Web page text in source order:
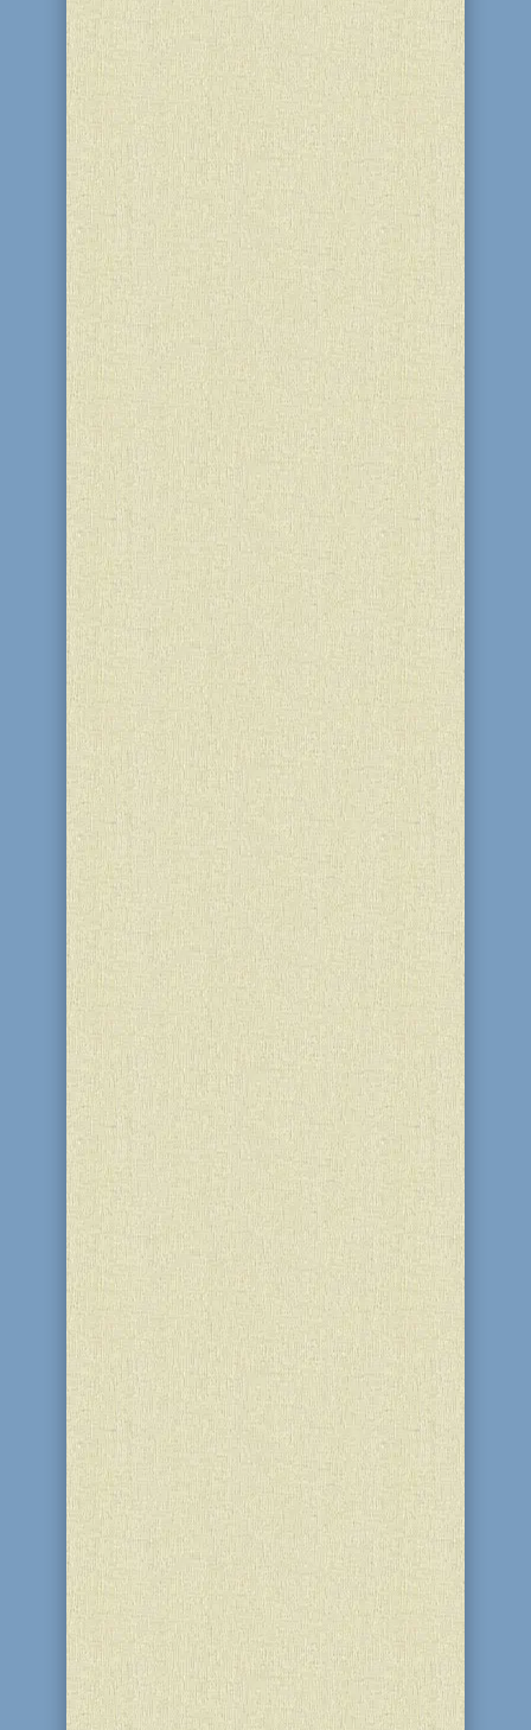
Перед тем, как встретиться с Эсавом,
Яаков послал к нему гонцов, чтобы
сообщить о своем возвращении из
Харана. Тора так говорит об этом в
начале главы "Вайишлах": "И
отправил Яаков перед собой ангелов к
Эсаву, брату своему". Слово "ангелы"
здесь можно трактовать как...
9 и 10 Кислева, в честь 243-й
годовщины со дня рождения и 189-й
годовщины дня ухода из жизни
Второго Ребе ХаБаДа, рабби Дов-Бера,
которого также называли Мителер
Ребе, «Средний Ребе», а также 188-й
годовщины его Освобождения из
царской тюрьмы, для учеников
школы...
2-4 декабря 2016 г. в йешиве «Томхей
Тмимим» (г. Пушкино, Московской
области) состоялся шаббатон «Йешива
Уикэнд», в котором, кроме студентов
йешивы, участвовали делегации
еврейских общин городов Украины и
РФ, всего 17 человек. В состав
украинской делегации входили...